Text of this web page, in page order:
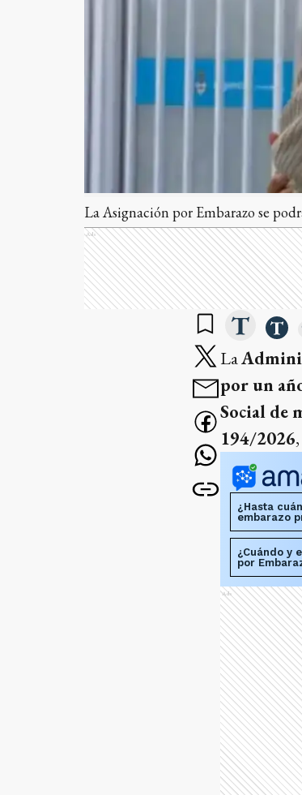
La Asignación por Embarazo se
Ads
La
por un
Social de
194/2026
¿Hasta
embarazo
¿Cuándo y
por
Ads